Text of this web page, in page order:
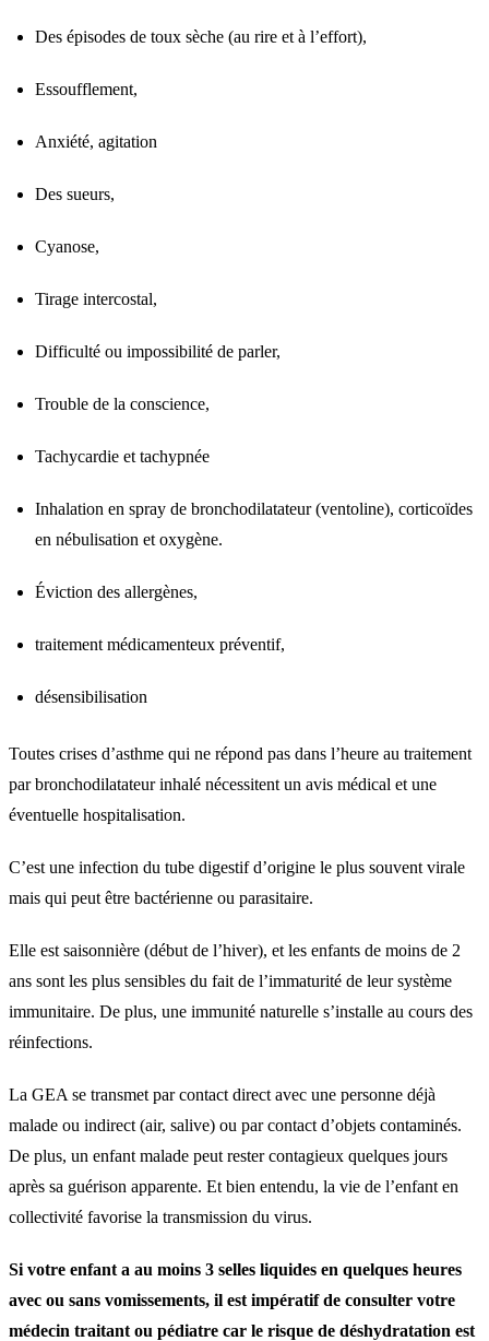
Des épisodes de toux sèche (au rire et à l’effort),
Essoufflement,
Anxiété, agitation
Des sueurs,
Cyanose,
Tirage intercostal,
Difficulté ou impossibilité de parler,
Trouble de la conscience,
Tachycardie et tachypnée
Inhalation en spray de bronchodilatateur (ventoline), corticoïdes
en nébulisation et oxygène.
Éviction des allergènes,
traitement médicamenteux préventif,
désensibilisation
Toutes crises d’asthme qui ne répond pas dans l’heure au traitement
par bronchodilatateur inhalé nécessitent un avis médical et une
éventuelle hospitalisation.
C’est une infection du tube digestif d’origine le plus souvent virale
mais qui peut être bactérienne ou parasitaire.
Elle est saisonnière (début de l’hiver), et les enfants de moins de 2
ans sont les plus sensibles du fait de l’immaturité de leur système
immunitaire. De plus, une immunité naturelle s’installe au cours des
réinfections.
La GEA se transmet par contact direct avec une personne déjà
malade ou indirect (air, salive) ou par contact d’objets contaminés.
De plus, un enfant malade peut rester contagieux quelques jours
après sa guérison apparente. Et bien entendu, la vie de l’enfant en
collectivité favorise la transmission du virus.
Si votre enfant a au moins 3 selles liquides en quelques heures
avec ou sans vomissements, il est impératif de consulter votre
médecin traitant ou pédiatre car le risque de déshydratation est